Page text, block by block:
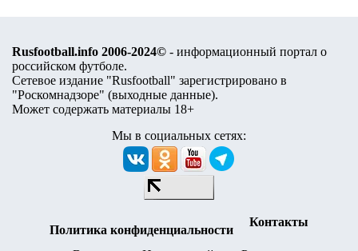
Rusfootball.info 2006-2024© - информационный портал о
российском футболе.
Сетевое издание "Rusfootball" зарегистрировано в
"Роскомнадзоре" (выходные данные).
Может содержать материалы 18+
Мы в социальных сетях:
Политика конфиденциальности
Контакты